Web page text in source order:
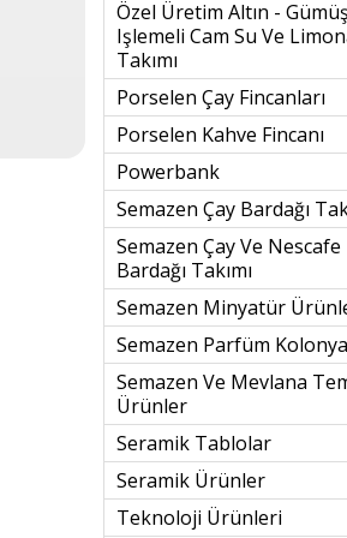
Özel Üretim Altın - Gümüş
Işlemeli Cam Su Ve
Takımı
Porselen Çay Fincanları
Porselen Kahve Fincanı
Powerbank
Semazen Çay Bardağı
Semazen Çay Ve Nescafe
Bardağı Takımı
Semazen Minyatür
Semazen Parfüm Kolonya
Semazen Ve Mevlana
Ürünler
Seramik Tablolar
Seramik Ürünler
Teknoloji Ürünleri